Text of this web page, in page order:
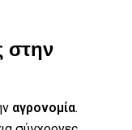
στην
αγρονομία.